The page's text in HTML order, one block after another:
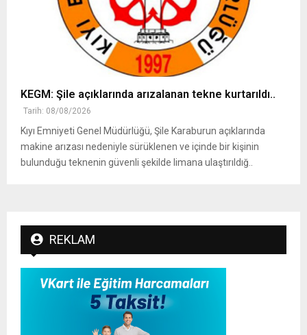
KEGM: Şile açıklarında arızalanan tekne kurtarıldı..
Tarih: 08/08/2026
Kıyı Emniyeti Genel Müdürlüğü, Şile Karaburun açıklarında
makine arızası nedeniyle sürüklenen ve içinde bir kişinin
bulunduğu teknenin güvenli şekilde limana ulaştırıldığ..
REKLAM